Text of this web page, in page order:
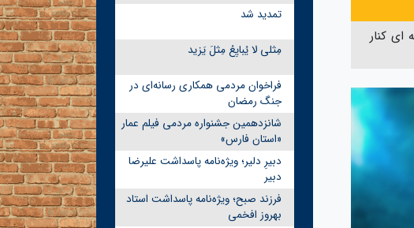
ای کنار
تمدید شد
مِثلی لا یُبایِعُ مِثلَ یَزید
فراخوان مردمی همکاری رسانه‌ای در
جنگ رمضان
شانزدهمین جشنواره مردمی فیلم عمار
«استان فارس»
دبیرِ دلیر؛ ویژه‌نامه پاسداشت علیرضا
دبیر
فرزند صبح؛ ویژه‌نامه پاسداشت استاد
بهروز افخمی